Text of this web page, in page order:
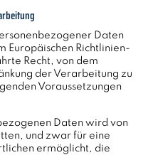
Daten
Europäischen Richtlinien-
Recht, von dem
der Verarbeitung zu
Voraussetzungen
Daten wird von
und zwar für eine
ermöglicht, die